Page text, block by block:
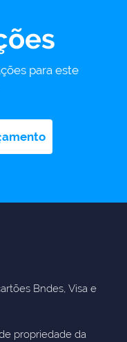
para este
Bndes, Visa e
propriedade da